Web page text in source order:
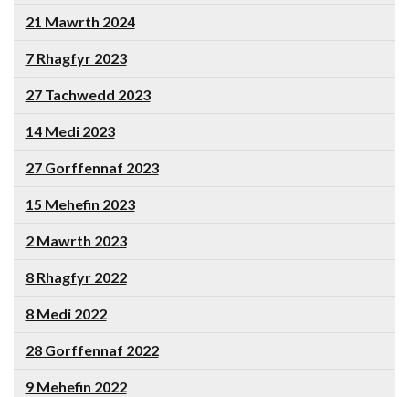
21 Mawrth 2024
7 Rhagfyr 2023
27 Tachwedd 2023
14 Medi 2023
27 Gorffennaf 2023
15 Mehefin 2023
2 Mawrth 2023
8 Rhagfyr 2022
8 Medi 2022
28 Gorffennaf 2022
9 Mehefin 2022